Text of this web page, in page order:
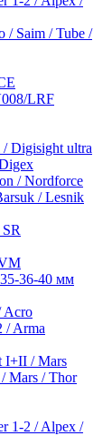
/ Saim / Tube /
LRF
Digisight ultra
/ Nordforce
/ Lesnik
36-40 мм
Acro
/ Arma
I+II / Mars
Mars / Thor
1-2 / Alpex /